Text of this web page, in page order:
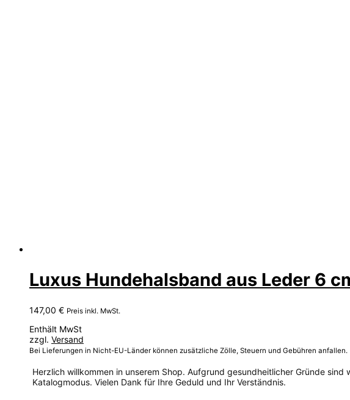
Luxus Hundehalsband aus Leder 6
147,00 € Preis inkl. MwSt.
Enthält MwSt
zzgl. Versand
Bei Lieferungen in Nicht-EU-Länder können zusätzliche Zölle, Steuern und Gebühren anfallen.
Herzlich willkommen in unserem Shop. Aufgrund gesundheitlicher Gründe
Katalogmodus. Vielen Dank für Ihre Geduld und Ihr Verständnis.